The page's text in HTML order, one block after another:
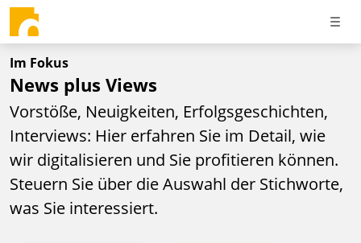
Im Fokus
News plus Views
Vorstöße, Neuigkeiten, Erfolgsgeschichten,
Interviews: Hier erfahren Sie im Detail, wie
wir digitalisieren und Sie profitieren können.
Steuern Sie über die Auswahl der Stichworte,
was Sie interessiert.